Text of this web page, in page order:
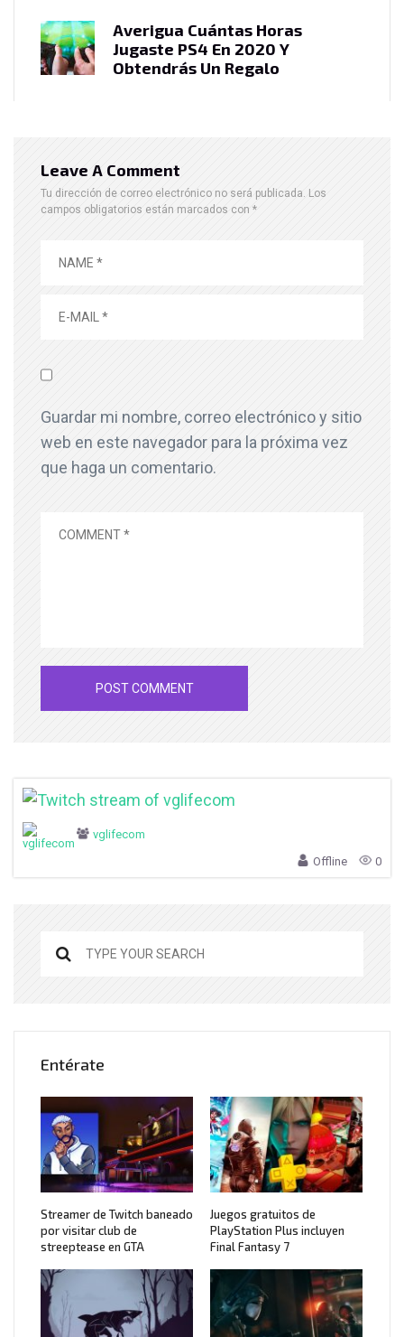
Averigua Cuántas Horas
Jugaste PS4 En 2020 Y
Obtendrás Un Regalo
Leave A Comment
Tu dirección de correo electrónico no será publicada. Los
campos obligatorios están marcados con *
Guardar mi nombre, correo electrónico y sitio
web en este navegador para la próxima vez
que haga un comentario.
vglifecom
Offline 0
Entérate
Streamer de Twitch baneado
por visitar club de
streeptease en GTA
Juegos gratuitos de
PlayStation Plus incluyen
Final Fantasy 7